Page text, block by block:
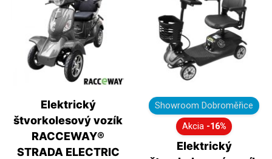
Elektrický
štvorkolesový vozík
RACCEWAY®
STRADA ELECTRIC
Showroom Dobroměřice
Akcia -16%
Elektrický